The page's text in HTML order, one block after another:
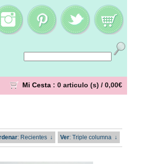
Mi Cesta : 0 articulo (s) / 0,00€
: Recientes ↓ Ver: Triple columna ↓